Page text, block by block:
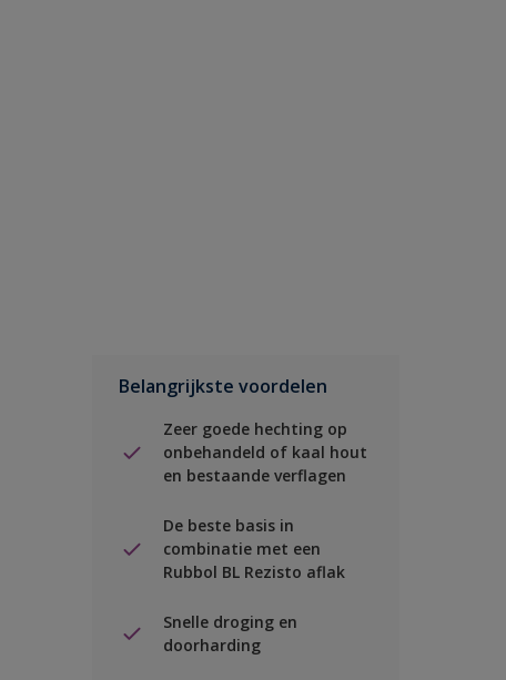
Belangrijkste voordelen
Zeer goede hechting op
onbehandeld of kaal hout
en bestaande verflagen
De beste basis in
combinatie met een
Rubbol BL Rezisto aflak
Snelle droging en
doorharding